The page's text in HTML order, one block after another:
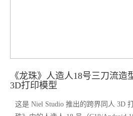
《龙珠》人造人18号三刀流
3D打印模型
这是 Niel Studio 推出的跨界同人 3D